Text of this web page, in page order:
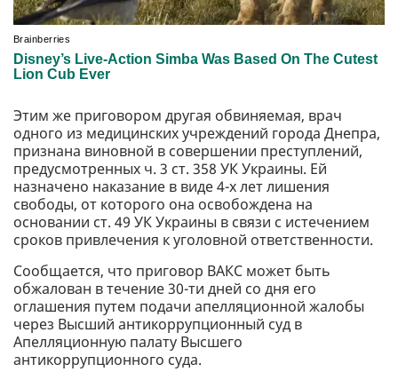
Этим же приговором другая обвиняемая, врач
одного из медицинских учреждений города Днепра,
признана виновной в совершении преступлений,
предусмотренных ч. 3 ст. 358 УК Украины. Ей
назначено наказание в виде 4-х лет лишения
свободы, от которого она освобождена на
основании ст. 49 УК Украины в связи с истечением
сроков привлечения к уголовной ответственности.
Сообщается, что приговор ВАКС может быть
обжалован в течение 30-ти дней со дня его
оглашения путем подачи апелляционной жалобы
через Высший антикоррупционный суд в
Апелляционную палату Высшего
антикоррупционного суда.